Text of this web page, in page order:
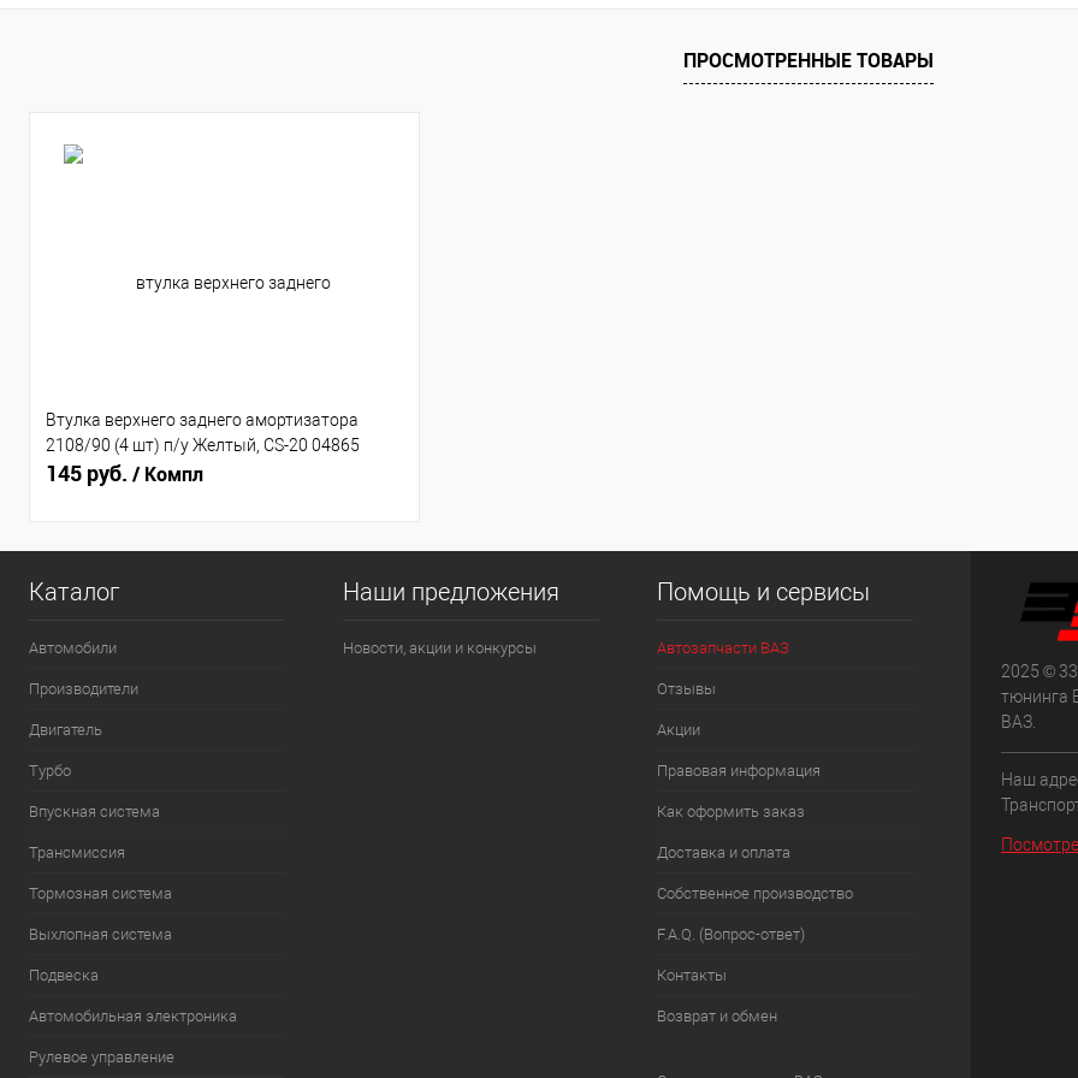
ПРОСМОТРЕННЫЕ ТОВАРЫ
Втулка верхнего заднего амортизатора
2108/90 (4 шт) п/у Желтый, CS-20 04865
145 руб. / Компл
Каталог
Автомобили
Производители
Двигатель
Турбо
Впускная система
Трансмиссия
Тормозная система
Выхлопная система
Подвеска
Автомобильная электроника
Рулевое управление
Наши предложения
Новости, акции и конкурсы
Помощь и сервисы
Автозапчасти ВАЗ
Отзывы
Акции
Правовая информация
Как оформить заказ
Доставка и оплата
Собственное производство
F.A.Q. (Вопрос-ответ)
Контакты
Возврат и обмен
2025 ©
тюнинга
ВАЗ.
Наш